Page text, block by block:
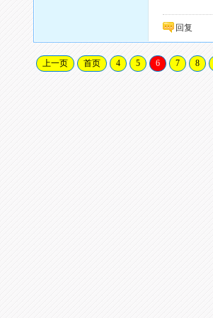
回复
上一页 首页 4 5 6 7 8